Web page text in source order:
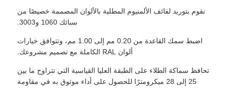
نقوم بتوريد لفائف الألمنيوم المطلية بالألوان المصممة خصيصًا من
سبائك 1060 و3003.
اضبط سمك القاعدة من 0.20 مم إلى 1.00 مم، وتتوافق خيارات
ألوان RAL الكاملة مع تصميم مشروعك.
تحافظ سماكة الطلاء على الطبقة العليا القياسية التي تتراوح ما بين
25 إلى 28 ميكرومترًا للحصول على أداء موثوق به في مقاومة